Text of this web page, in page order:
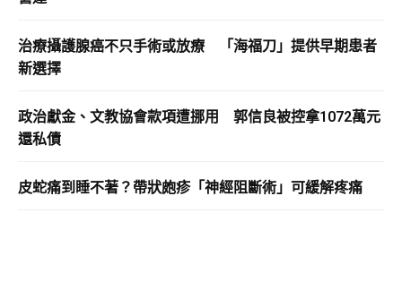
治療攝護腺癌不只手術或放療 「海福刀」提供早期患者
新選擇
政治獻金、文教協會款項遭挪用 郭信良被控拿1072萬元
還私債
皮蛇痛到睡不著？帶狀皰疹「神經阻斷術」可緩解疼痛